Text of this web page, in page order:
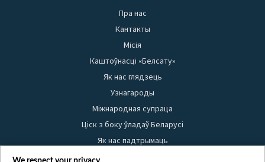
Пра нас
Кантакты
Місія
Каштоўнасці «Белсату»
Як нас глядзець
Узнагароды
Міжнародная супраца
Ціск з боку ўладаў Беларусі
Як нас падтрымаць
Правілы выкарыстання матэрыялаў